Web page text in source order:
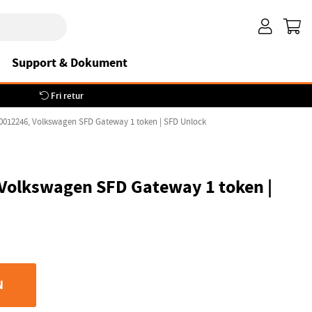
Fri retur
Support & Dokument
Volkswagen SFD Gateway 1 token | SFD Unlock
SFD Gateway 1 token |